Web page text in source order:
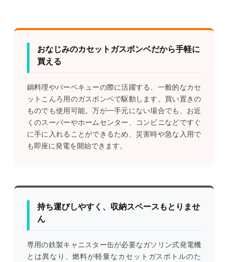
おなじみのカセットガスボンベだから手軽に
買える
鍋料理やバーベキューの際に活躍する、一般的なカセ
ットこんろ用のガスボンベで駆動します。買い置きの
ものでも使用可能。万が一手元にない場合でも、お近
くのスーパーやホームセンター、コンビニなどですぐ
に手に入れることができるため、災害時や急な入用で
も即座に発電を開始できます。
持ち運びしやすく、収納スペースもとりませ
ん
専用の鉄製キャニスター缶が必要なガソリン式発電機
とは異なり、燃料が軽量なカセットガスボトルのた